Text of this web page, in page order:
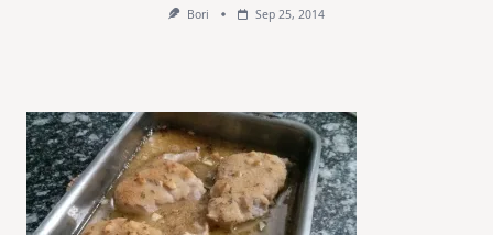
Bori Sep 25, 2014